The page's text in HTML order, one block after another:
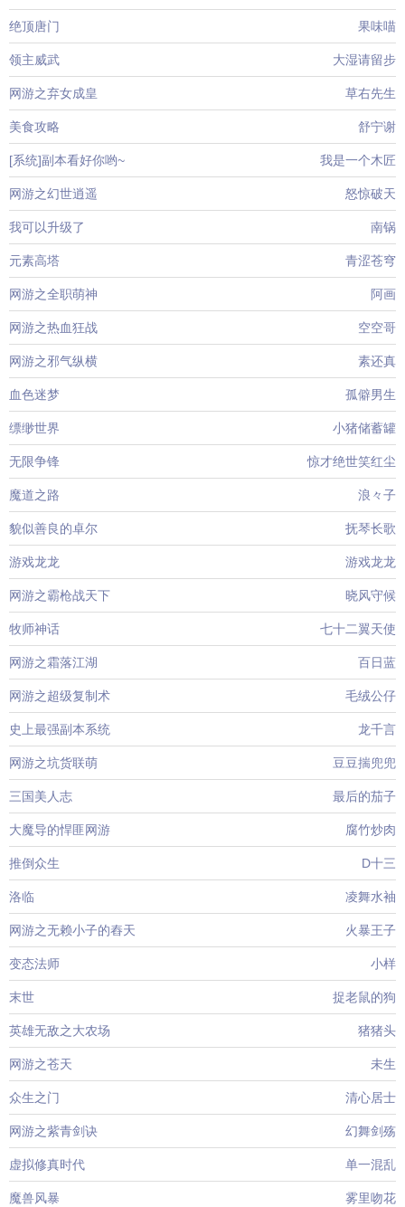
绝顶唐门 果味喵
领主威武 大湿请留步
网游之弃女成皇 草右先生
美食攻略 舒宁谢
[系统]副本看好你哟~ 我是一个木匠
网游之幻世逍遥 怒惊破天
我可以升级了 南锅
元素高塔 青涩苍穹
网游之全职萌神 阿画
网游之热血狂战 空空哥
网游之邪气纵横 素还真
血色迷梦 孤僻男生
缥缈世界 小猪储蓄罐
无限争锋 惊才绝世笑红尘
魔道之路 浪々子
貌似善良的卓尔 抚琴长歌
游戏龙龙 游戏龙龙
网游之霸枪战天下 晓风守候
牧师神话 七十二翼天使
网游之霜落江湖 百日蓝
网游之超级复制术 毛绒公仔
史上最强副本系统 龙千言
网游之坑货联萌 豆豆揣兜兜
三国美人志 最后的茄子
大魔导的悍匪网游 腐竹炒肉
推倒众生 D十三
洛临 凌舞水袖
网游之无赖小子的舂天 火暴王子
变态法师 小样
末世 捉老鼠的狗
英雄无敌之大农场 猪猪头
网游之苍天 未生
众生之门 清心居士
网游之紫青剑诀 幻舞剑殇
虚拟修真时代 单一混乱
魔兽风暴 雾里吻花